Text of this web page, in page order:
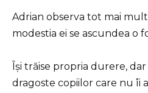
Adrian observa tot mai mult
modestia ei se ascundea o
Își trăise propria durere,
dragoste copiilor care nu îi